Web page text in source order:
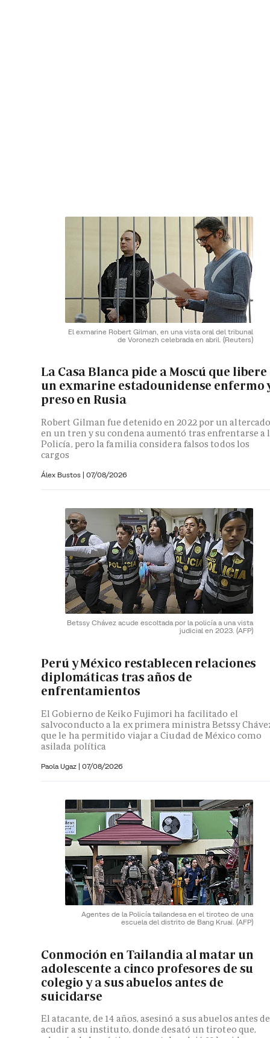
El exmarine Robert Gilman, en una vista oral del tribunal
de Voronezh celebrada en abril. (Reuters)
La Casa Blanca pide a Moscú que libere
un exmarine estadounidense enfermo
preso en Rusia
Robert Gilman fue detenido en 2022 por un
en un tren y su condena aumentó tras enfrentarse a
Policía, pero la familia considera falsos todos los
cargos
Álex Bustos | 07/08/2026
Betssy Chávez acude escoltada por la policía a una vista
judicial en 2023. (AFP)
Perú y México restablecen relaciones
diplomáticas tras años de
enfrentamientos
El Gobierno de Keiko Fujimori ha facilitado el
salvoconducto a la ex primera ministra Betssy
que le ha permitido viajar a Ciudad de México como
asilada política
Paola Ugaz | 07/08/2026
Agentes de la Policía tailandesa en el tiroteo de una
escuela del distrito de Bang Kruai. (AFP)
Conmoción en Tailandia al matar un
adolescente a cinco profesores de su
colegio y a sus abuelos antes de
suicidarse
El atacante, de 14 años, asesinó a sus abuelos antes de
acudir a su instituto, donde desató un tiroteo que,